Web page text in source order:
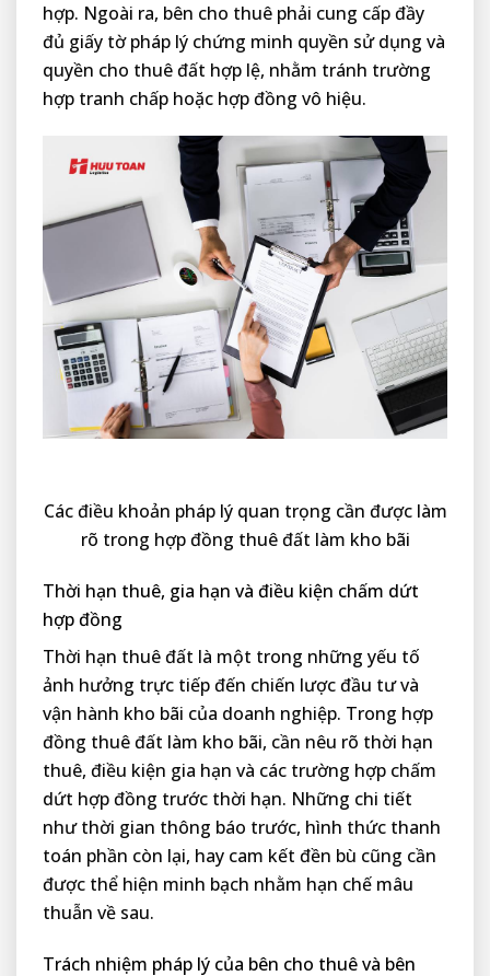
hợp. Ngoài ra, bên cho thuê phải cung cấp đầy
đủ giấy tờ pháp lý chứng minh quyền sử dụng và
quyền cho thuê đất hợp lệ, nhằm tránh trường
hợp tranh chấp hoặc hợp đồng vô hiệu.
Các điều khoản pháp lý quan trọng cần được làm
rõ trong hợp đồng thuê đất làm kho bãi
Thời hạn thuê, gia hạn và điều kiện chấm dứt
hợp đồng
Thời hạn thuê đất là một trong những yếu tố
ảnh hưởng trực tiếp đến chiến lược đầu tư và
vận hành kho bãi của doanh nghiệp. Trong hợp
đồng thuê đất làm kho bãi, cần nêu rõ thời hạn
thuê, điều kiện gia hạn và các trường hợp chấm
dứt hợp đồng trước thời hạn. Những chi tiết
như thời gian thông báo trước, hình thức thanh
toán phần còn lại, hay cam kết đền bù cũng cần
được thể hiện minh bạch nhằm hạn chế mâu
thuẫn về sau.
Trách nhiệm pháp lý của bên cho thuê và bên